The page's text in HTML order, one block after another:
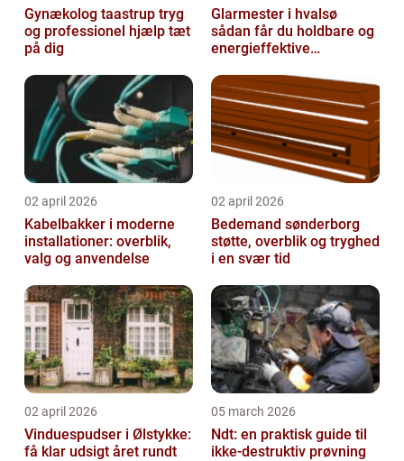
Gynækolog taastrup tryg
og professionel hjælp tæt
på dig
Glarmester i hvalsø
sådan får du holdbare og
energieffektive
02 april 2026
Kabelbakker i moderne
installationer: overblik,
valg og anvendelse
02 april 2026
Bedemand sønderborg
støtte, overblik og tryghed
i en svær tid
02 april 2026
Vinduespudser i Ølstykke:
få klar udsigt året rundt
05 march 2026
Ndt: en praktisk guide til
ikke-destruktiv prøvning